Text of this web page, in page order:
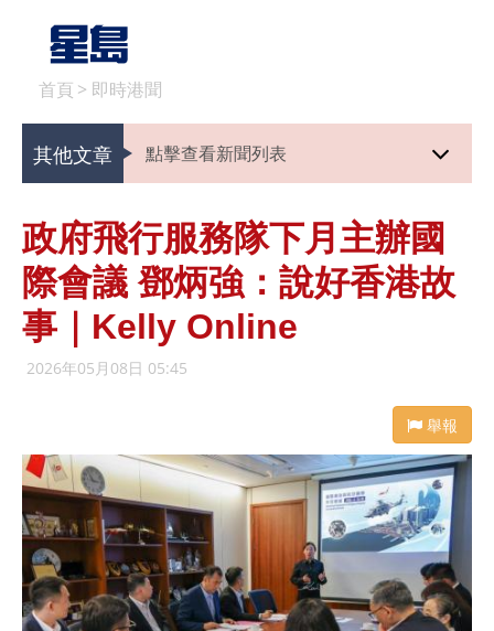
首頁 > 即時港聞
其他文章 點擊查看新聞列表
政府飛行服務隊下月主辦國
際會議 鄧炳強：說好香港故
事｜Kelly Online
2026年05月08日 05:45
舉報